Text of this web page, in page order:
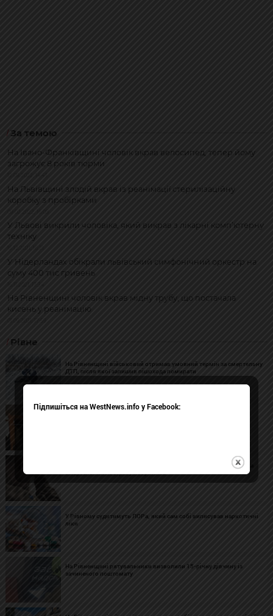
За темою
На Івано-Франківщині чоловік вкрав велосипед, тепер йому
загрожує 8 років тюрми
На Львівщині злодій вкрав із реанімації стерилізаційну
коробку з пробірками
У Львові викрили чоловіка, який викрав з лікарні комп’ютерну
техніку
У Нідерландах обікрали львівський симфонічний оркестр на
суму 400 тис гривень
На Рівненщині чоловік вкрав мідну трубу, що постачала
кисень у реанімацію
Рівне
На Рівненщині військовий отримав умовний термін за смертельну
ДТП, після якої залишив пішохода помирати
На Рівненщині сержанта ЗСУ засудили до 3,5 року ув’язнення за
смертельний постріл у побратима
У Рівному судитимуть ЛОРа, який сам собі виписував наркотичні
ліки
На Рівненщині рятувальники визволили 15-річну дівчину із
зачиненого поштомату
Підпишіться на WestNews.info у Facebook: